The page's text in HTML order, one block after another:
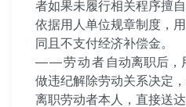
者如果未履行相关程序擅
依据用人单位规章制度，
同且不支付经济补偿金。
——劳动者 自动离职后，
做违纪解除劳动关系决定
离职劳动者本人，直接送